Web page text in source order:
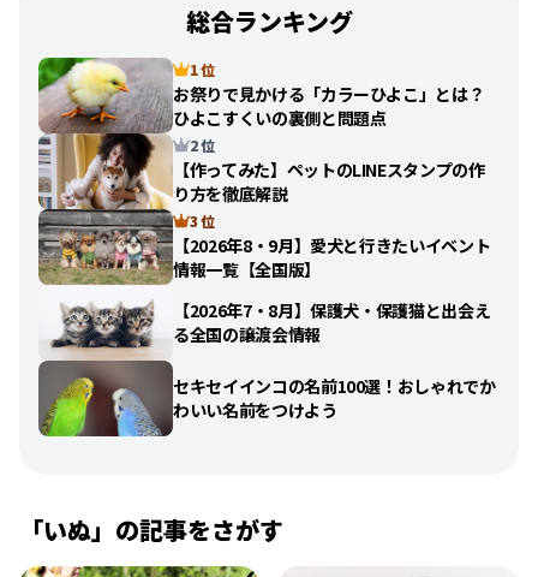
総合ランキング
1 位
お祭りで見かける「カラーひよこ」とは？
ひよこすくいの裏側と問題点
2 位
【作ってみた】ペットのLINEスタンプの作
り方を徹底解説
3 位
【2026年8・9月】愛犬と行きたいイベント
情報一覧【全国版】
【2026年7・8月】保護犬・保護猫と出会え
る全国の譲渡会情報
セキセイインコの名前100選！おしゃれでか
わいい名前をつけよう
「いぬ」の記事をさがす